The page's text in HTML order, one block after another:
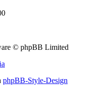
© phpBB Limited
phpBB-Style-Design